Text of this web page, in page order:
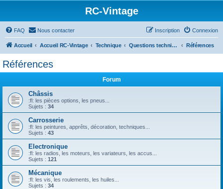
RC-Vintage
FAQ Nous contacter Connexion
Inscription
Accueil Accueil RC-Vintage Technique Questions techniques Références
Références
Forum
Châssis
:fl: les pièces options, les pneus...
Sujets : 34
Carrosserie
:fl: les peintures, apprêts, décoration, techniques...
Sujets : 43
Electronique
:fl: les radios, les moteurs, les variateurs, les accus...
Sujets : 121
Mécanique
:fl: les vis, les roulements, les huiles...
Sujets : 34